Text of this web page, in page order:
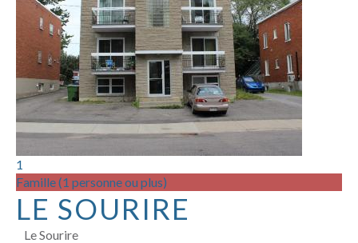
1
Famille (1 personne ou plus)
LE SOURIRE
Le Sourire